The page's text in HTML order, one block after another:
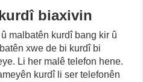
biaxivin
malbatên kurdî bang kir û
xwe de bi kurdî bi
Li her malê telefon hene.
kurdî li ser telefonên